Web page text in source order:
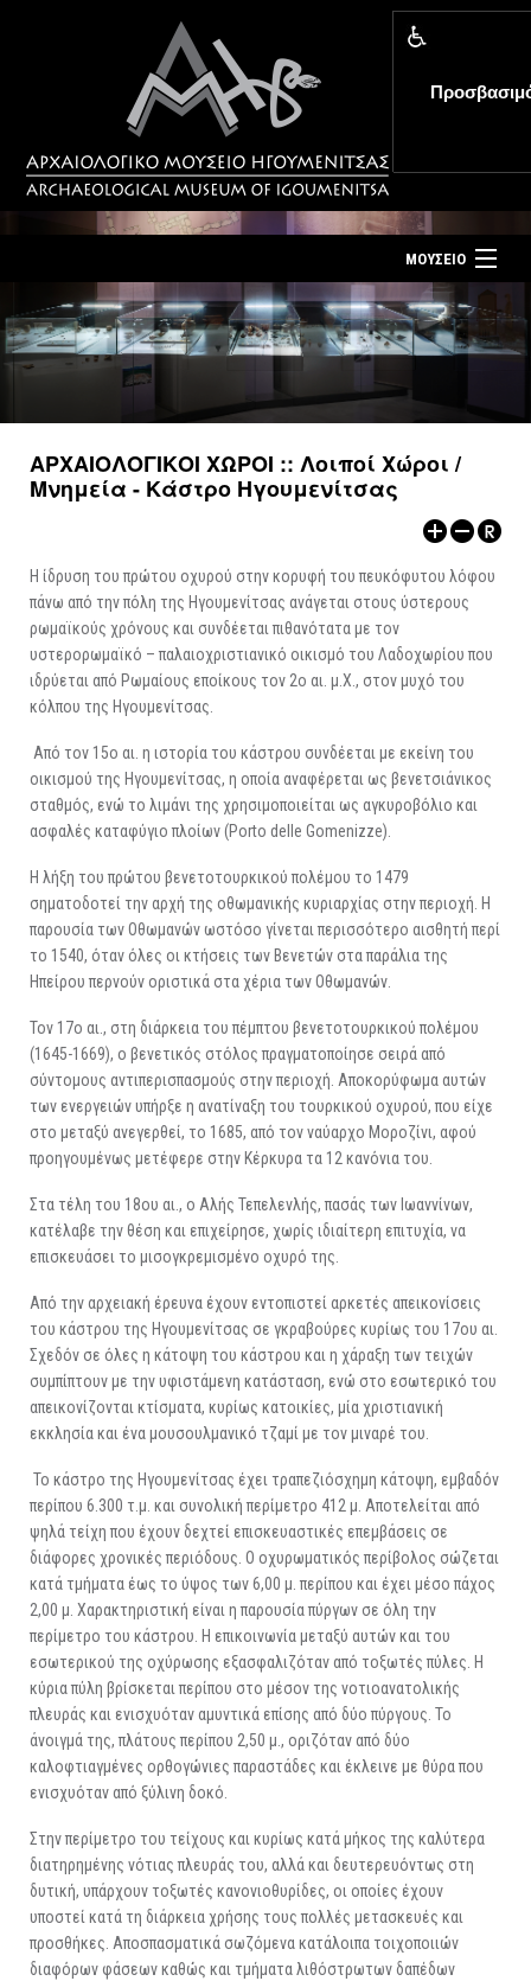
MENU
Αρχική σελίδα
Επικοινωνία
Νέα
ΜΟΥΣΕΙΟ
ΤΟ ΜΟΥΣΕΙΟ
ΕΚΘΕΣΕΙΣ
ΕΚΔΟΣΕΙΣ
ΑΡΧΑΙΟΛΟΓΙΚΟΙ ΧΩΡΟΙ :: Λοιποί Xώροι /
Μνημεία - Κάστρο Ηγουμενίτσας
Η ίδρυση του πρώτου οχυρού στην κορυφή του πευκόφυτου λόφου
πάνω από την πόλη της Ηγουμενίτσας ανάγεται στους ύστερους
ρωμαϊκούς χρόνους και συνδέεται πιθανότατα με τον
υστερορωμαϊκό – παλαιοχριστιανικό οικισμό του Λαδοχωρίου που
ιδρύεται από Ρωμαίους εποίκους τον 2ο αι. μ.Χ., στον μυχό του
κόλπου της Ηγουμενίτσας.
Από τον 15ο αι. η ιστορία του κάστρου συνδέεται με εκείνη του
οικισμού της Ηγουμενίτσας, η οποία αναφέρεται ως βενετσιάνικος
σταθμός, ενώ το λιμάνι της χρησιμοποιείται ως αγκυροβόλιο και
ασφαλές καταφύγιο πλοίων (Porto delle Gomenizze).
Η λήξη του πρώτου βενετοτουρκικού πολέμου το 1479
σηματοδοτεί την αρχή της οθωμανικής κυριαρχίας στην περιοχή. Η
παρουσία των Οθωμανών ωστόσο γίνεται περισσότερο αισθητή περί
το 1540, όταν όλες οι κτήσεις των Βενετών στα παράλια της
Ηπείρου περνούν οριστικά στα χέρια των Οθωμανών.
Τον 17o αι., στη διάρκεια του πέμπτου βενετοτουρκικού πολέμου
(1645-1669), ο βενετικός στόλος πραγματοποίησε σειρά από
σύντομους αντιπερισπασμούς στην περιοχή. Αποκορύφωμα αυτών
των ενεργειών υπήρξε η ανατίναξη του τουρκικού οχυρού, που είχε
στο μεταξύ ανεγερθεί, το 1685, από τον ναύαρχο Μοροζίνι, αφού
προηγουμένως μετέφερε στην Κέρκυρα τα 12 κανόνια του.
Στα τέλη του 18ου αι., ο Αλής Τεπελενλής, πασάς των Ιωαννίνων,
κατέλαβε την θέση και επιχείρησε, χωρίς ιδιαίτερη επιτυχία, να
επισκευάσει το μισογκρεμισμένο οχυρό της.
Από την αρχειακή έρευνα έχουν εντοπιστεί αρκετές απεικονίσεις
του κάστρου της Ηγουμενίτσας σε γκραβούρες κυρίως του 17ου αι.
Σχεδόν σε όλες η κάτοψη του κάστρου και η χάραξη των τειχών
συμπίπτουν με την υφιστάμενη κατάσταση, ενώ στο εσωτερικό του
απεικονίζονται κτίσματα, κυρίως κατοικίες, μία χριστιανική
εκκλησία και ένα μουσουλμανικό τζαμί με τον μιναρέ του.
Το κάστρο της Ηγουμενίτσας έχει τραπεζιόσχημη κάτοψη, εμβαδόν
περίπου 6.300 τ.μ. και συνολική περίμετρο 412 μ. Αποτελείται από
ψηλά τείχη που έχουν δεχτεί επισκευαστικές επεμβάσεις σε
διάφορες χρονικές περιόδους. Ο οχυρωματικός περίβολος σώζεται
κατά τμήματα έως το ύψος των 6,00 μ. περίπου και έχει μέσο πάχος
2,00 μ. Χαρακτηριστική είναι η παρουσία πύργων σε όλη την
περίμετρο του κάστρου. Η επικοινωνία μεταξύ αυτών και του
εσωτερικού της οχύρωσης εξασφαλιζόταν από τοξωτές πύλες. Η
κύρια πύλη βρίσκεται περίπου στο μέσον της νοτιοανατολικής
πλευράς και ενισχυόταν αμυντικά επίσης από δύο πύργους. Το
άνοιγμά της, πλάτους περίπου 2,50 μ., οριζόταν από δύο
καλοφτιαγμένες ορθογώνιες παραστάδες και έκλεινε με θύρα που
ενισχυόταν από ξύλινη δοκό.
Στην περίμετρο του τείχους και κυρίως κατά μήκος της καλύτερα
διατηρημένης νότιας πλευράς του, αλλά και δευτερευόντως στη
δυτική, υπάρχουν τοξωτές κανονιοθυρίδες, οι οποίες έχουν
υποστεί κατά τη διάρκεια χρήσης τους πολλές μετασκευές και
προσθήκες. Αποσπασματικά σωζόμενα κατάλοιπα τοιχοποιιών
διαφόρων φάσεων καθώς και τμήματα λιθόστρωτων δαπέδων